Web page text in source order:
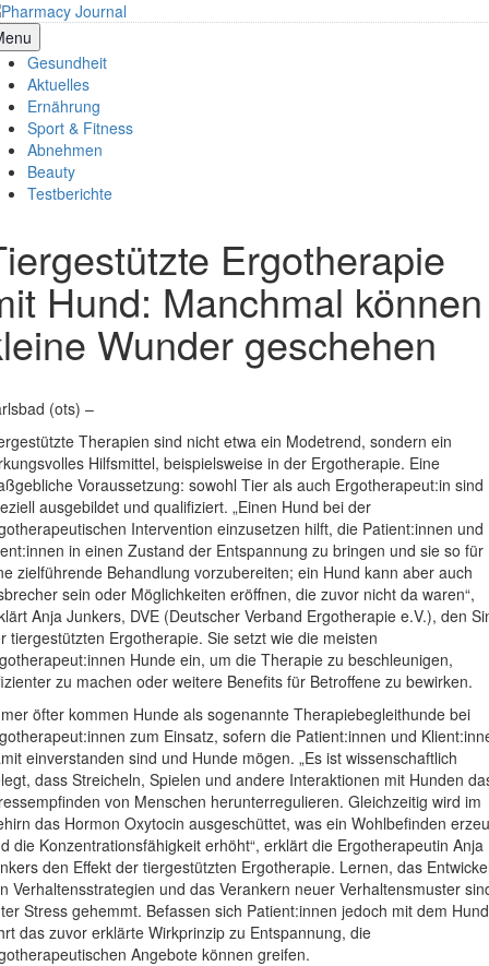
Skip
to
content
Journal
Gesundheit
Aktuelles
Ernährung
Sport & Fitness
Abnehmen
Beauty
Testberichte
Ergotherapie
Hund: Manchmal können
Wunder geschehen
(ots) –
Therapien sind nicht etwa ein Modetrend, sondern ein
Hilfsmittel, beispielsweise in der Ergotherapie. Eine
Voraussetzung: sowohl Tier als auch Ergotherapeut:in sind
ausgebildet und qualifiziert. „Einen Hund bei der
Intervention einzusetzen hilft, die Patient:innen und
in einen Zustand der Entspannung zu bringen und sie so für
zielführende Behandlung vorzubereiten; ein Hund kann aber auch
sein oder Möglichkeiten eröffnen, die zuvor nicht da waren“,
Anja Junkers, DVE (Deutscher Verband Ergotherapie e.V.), den
tiergestützten Ergotherapie. Sie setzt wie die meisten
Hunde ein, um die Therapie zu beschleunigen,
zu machen oder weitere Benefits für Betroffene zu bewirken.
öfter kommen Hunde als sogenannte Therapiebegleithunde bei
zum Einsatz, sofern die Patient:innen und
einverstanden sind und Hunde mögen. „Es ist wissenschaftlich
dass Streicheln, Spielen und andere Interaktionen mit Hunden
von Menschen herunterregulieren. Gleichzeitig wird im
das Hormon Oxytocin ausgeschüttet, was ein Wohlbefinden
die Konzentrationsfähigkeit erhöht“, erklärt die Ergotherapeutin Anja
den Effekt der tiergestützten Ergotherapie. Lernen, das
Verhaltensstrategien und das Verankern neuer Verhaltensmuster
Stress gehemmt. Befassen sich Patient:innen jedoch mit dem
das zuvor erklärte Wirkprinzip zu Entspannung, die
Angebote können greifen.